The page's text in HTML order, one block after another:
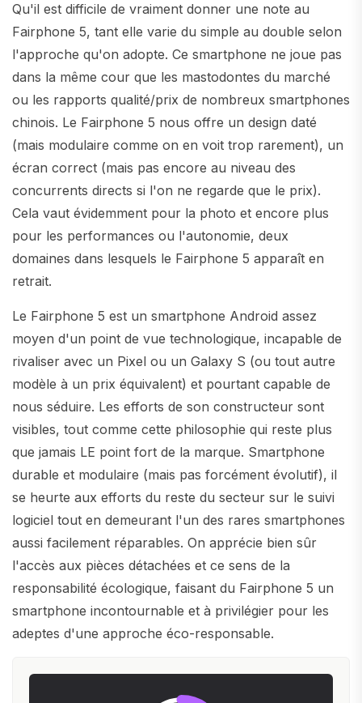
Qu'il est difficile de vraiment donner une note au
Fairphone 5, tant elle varie du simple au double selon
l'approche qu'on adopte. Ce smartphone ne joue pas
dans la même cour que les mastodontes du marché
ou les rapports qualité/prix de nombreux smartphones
chinois. Le Fairphone 5 nous offre un design daté
(mais modulaire comme on en voit trop rarement), un
écran correct (mais pas encore au niveau des
concurrents directs si l'on ne regarde que le prix).
Cela vaut évidemment pour la photo et encore plus
pour les performances ou l'autonomie, deux
domaines dans lesquels le Fairphone 5 apparaît en
retrait.
Le Fairphone 5 est un smartphone Android assez
moyen d'un point de vue technologique, incapable de
rivaliser avec un Pixel ou un Galaxy S (ou tout autre
modèle à un prix équivalent) et pourtant capable de
nous séduire. Les efforts de son constructeur sont
visibles, tout comme cette philosophie qui reste plus
que jamais LE point fort de la marque. Smartphone
durable et modulaire (mais pas forcément évolutif), il
se heurte aux efforts du reste du secteur sur le suivi
logiciel tout en demeurant l'un des rares smartphones
aussi facilement réparables. On apprécie bien sûr
l'accès aux pièces détachées et ce sens de la
responsabilité écologique, faisant du Fairphone 5 un
smartphone incontournable et à privilégier pour les
adeptes d'une approche éco-responsable.